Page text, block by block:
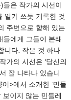
들은 작가의 시선이
일기 쓰듯 기록한 것
주변으로 향해 있는
들에게 그들이 본래
니다. 작은 것 하나
가의 시선은 ‘당신의
잘 나타나 있습니
>에서 소개한 ‘민들
보이지 않는 민들레